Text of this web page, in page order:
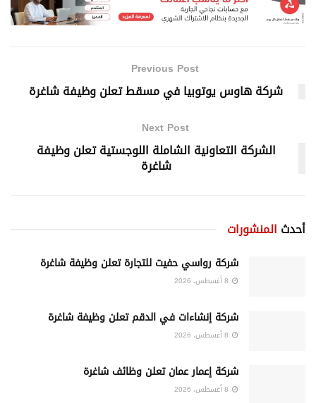
Previous Post
شركة هاوس يوتوبيا في مسقط تعلن وظيفة شاغرة
Next Post
الشركة التعاونية الشاملة اللوجستية تعلن وظيفة
شاغرة
أحدث المنشورات
شركة رواسي حفيت للتجارة تعلن وظيفة شاغرة
شركة إنشاءات في الدقم تعلن وظيفة شاغرة
شركة إعمار عمان تعلن وظائف شاغرة